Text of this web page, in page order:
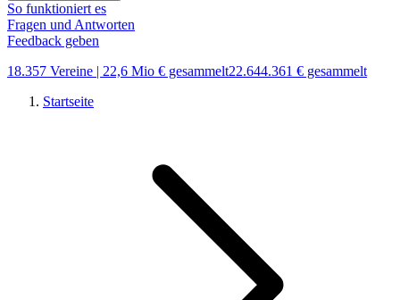
So funktioniert es
Fragen und Antworten
Feedback geben
18.357 Vereine | 22,6 Mio € gesammelt22.644.361 € gesammelt
Startseite